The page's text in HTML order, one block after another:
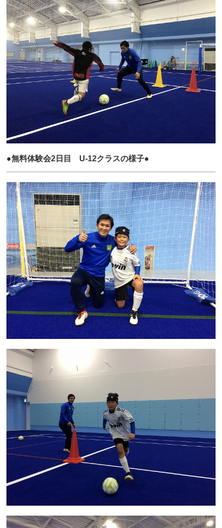
●無料体験会2日目 U-12クラスの様子●